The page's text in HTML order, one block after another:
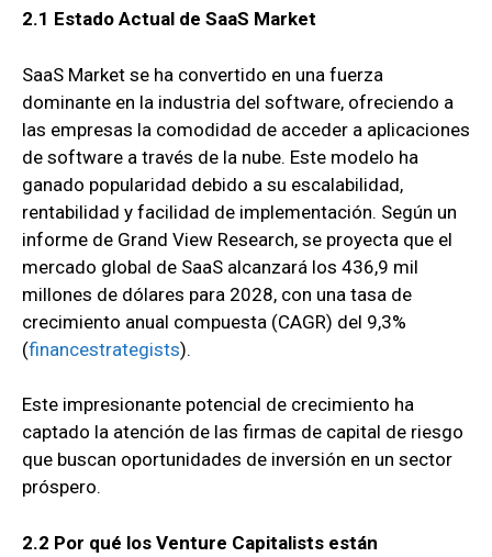
2.1 Estado Actual de SaaS Market
SaaS Market se ha convertido en una fuerza
dominante en la industria del software, ofreciendo a
las empresas la comodidad de acceder a aplicaciones
de software a través de la nube. Este modelo ha
ganado popularidad debido a su escalabilidad,
rentabilidad y facilidad de implementación. Según un
informe de Grand View Research, se proyecta que el
mercado global de SaaS alcanzará los 436,9 mil
millones de dólares para 2028, con una tasa de
crecimiento anual compuesta (CAGR) del 9,3%
(financestrategists).
Este impresionante potencial de crecimiento ha
captado la atención de las firmas de capital de riesgo
que buscan oportunidades de inversión en un sector
próspero.
2.2 Por qué los Venture Capitalists están